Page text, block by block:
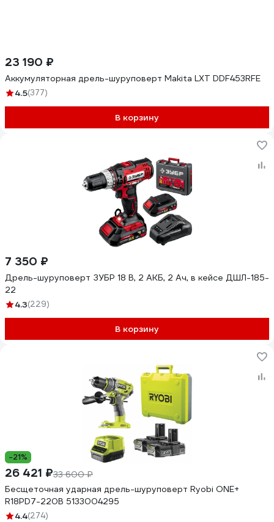
23 190 ₽
Аккумуляторная дрель-шуруповерт Makita LXT DDF453RFE
4.5(377)
В корзину
7 350 ₽
Дрель-шуруповерт ЗУБР 18 В, 2 АКБ, 2 Ач, в кейсе ДШЛ-185-
22
4.3(229)
В корзину
-21%
26 421 ₽33 600 ₽
Бесщеточная ударная дрель-шуруповерт Ryobi ONE+
R18PD7-220B 5133004295
4.4(274)